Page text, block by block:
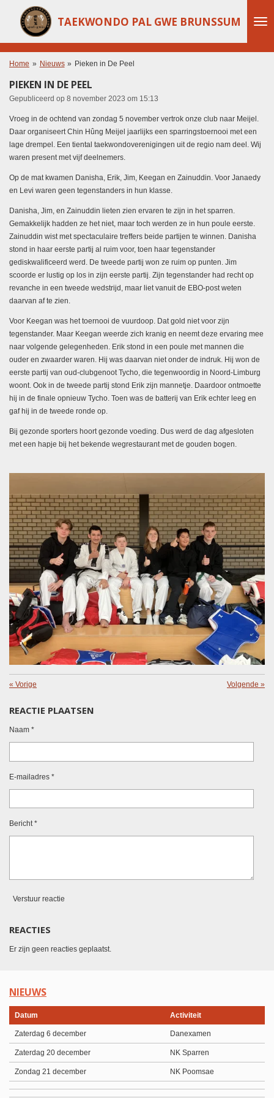
direct
de
hoofdinhoud
TAEKWONDO PAL GWE BRUNSSUM
Home » Nieuws » Pieken in De Peel
PIEKEN IN DE PEEL
Gepubliceerd op 8 november 2023 om 15:13
Vroeg in de ochtend van zondag 5 november vertrok onze club naar Meijel.
Daar organiseert Chin Hûng Meijel jaarlijks een sparringstoernooi met een
lage drempel. Een tiental taekwondoverenigingen uit de regio nam deel. Wij
waren present met vijf deelnemers.
Op de mat kwamen Danisha, Erik, Jim, Keegan en Zainuddin. Voor Janaedy
en Levi waren geen tegenstanders in hun klasse.
Danisha, Jim, en Zainuddin lieten zien ervaren te zijn in het sparren.
Gemakkelijk hadden ze het niet, maar toch werden ze in hun poule eerste.
Zainuddin wist met spectaculaire treffers beide partijen te winnen. Danisha
stond in haar eerste partij al ruim voor, toen haar tegenstander
gediskwalificeerd werd. De tweede partij won ze ruim op punten. Jim
scoorde er lustig op los in zijn eerste partij. Zijn tegenstander had recht op
revanche in een tweede wedstrijd, maar liet vanuit de EBO-post weten
daarvan af te zien.
Voor Keegan was het toernooi de vuurdoop. Dat gold niet voor zijn
tegenstander. Maar Keegan weerde zich kranig en neemt deze ervaring mee
naar volgende gelegenheden. Erik stond in een poule met mannen die
ouder en zwaarder waren. Hij was daarvan niet onder de indruk. Hij won de
eerste partij van oud-clubgenoot Tycho, die tegenwoordig in Noord-Limburg
woont. Ook in de tweede partij stond Erik zijn mannetje. Daardoor ontmoette
hij in de finale opnieuw Tycho. Toen was de batterij van Erik echter leeg en
gaf hij in de tweede ronde op.
Bij gezonde sporters hoort gezonde voeding. Dus werd de dag afgesloten
met een hapje bij het bekende wegrestaurant met de gouden bogen.
« Vorige Volgende »
REACTIE PLAATSEN
Naam *
E-mailadres *
Bericht *
Verstuur reactie
REACTIES
Er zijn geen reacties geplaatst.
NIEUWS
Datum Activiteit
Zaterdag 6 december Danexamen
Zaterdag 20 december NK Sparren
Zondag 21 december NK Poomsae